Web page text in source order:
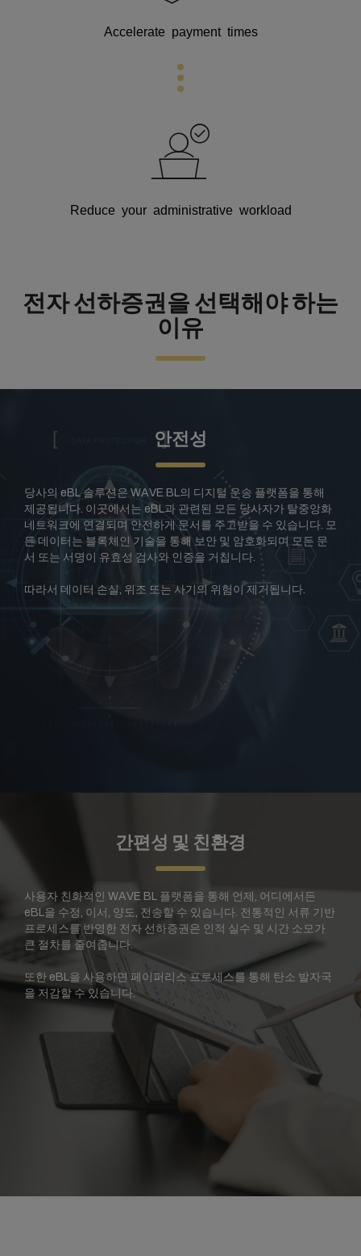
Accelerate payment times
Reduce your administrative workload
전자 선하증권을 선택해야 하는
이유
안전성
당사의 eBL 솔루션은 WAVE BL의 디지털 운송 플랫폼을 통해
제공됩니다. 이곳에서는 eBL과 관련된 모든 당사자가 탈중앙화
네트워크에 연결되며 안전하게 문서를 주고받을 수 있습니다. 모
든 데이터는 블록체인 기술을 통해 보안 및 암호화되며 모든 문
서 또는 서명이 유효성 검사와 인증을 거칩니다.
따라서 데이터 손실, 위조 또는 사기의 위험이 제거됩니다.
간편성 및 친환경
사용자 친화적인 WAVE BL 플랫폼을 통해 언제, 어디에서든
eBL을 수정, 이서, 양도, 전송할 수 있습니다. 전통적인 서류 기반
프로세스를 반영한 전자 선하증권은 인적 실수 및 시간 소모가
큰 절차를 줄여줍니다.
또한 eBL을 사용하면 페이퍼리스 프로세스를 통해 탄소 발자국
을 저감할 수 있습니다.